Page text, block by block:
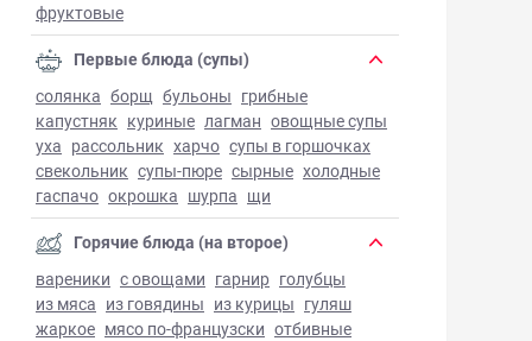
фруктовые
Первые блюда (супы)
солянка борщ бульоны грибные
капустняк куриные лагман овощные супы
уха рассольник харчо супы в горшочках
свекольник супы-пюре сырные холодные
гаспачо окрошка шурпа щи
Горячие блюда (на второе)
вареники с овощами гарнир голубцы
из мяса из говядины из курицы гуляш
жаркое мясо по-французски отбивные